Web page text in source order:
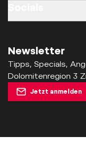
Newsletter
Tipps, Specials,
Dolomitenregion 3
Jetzt anmelden